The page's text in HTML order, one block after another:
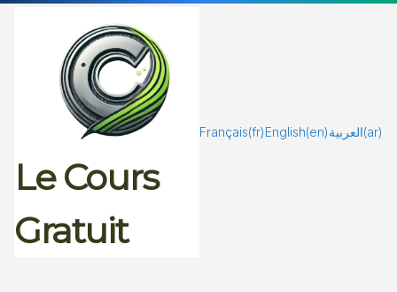
Le Cours
Gratuit
Français(fr) English(en)العربية(ar)